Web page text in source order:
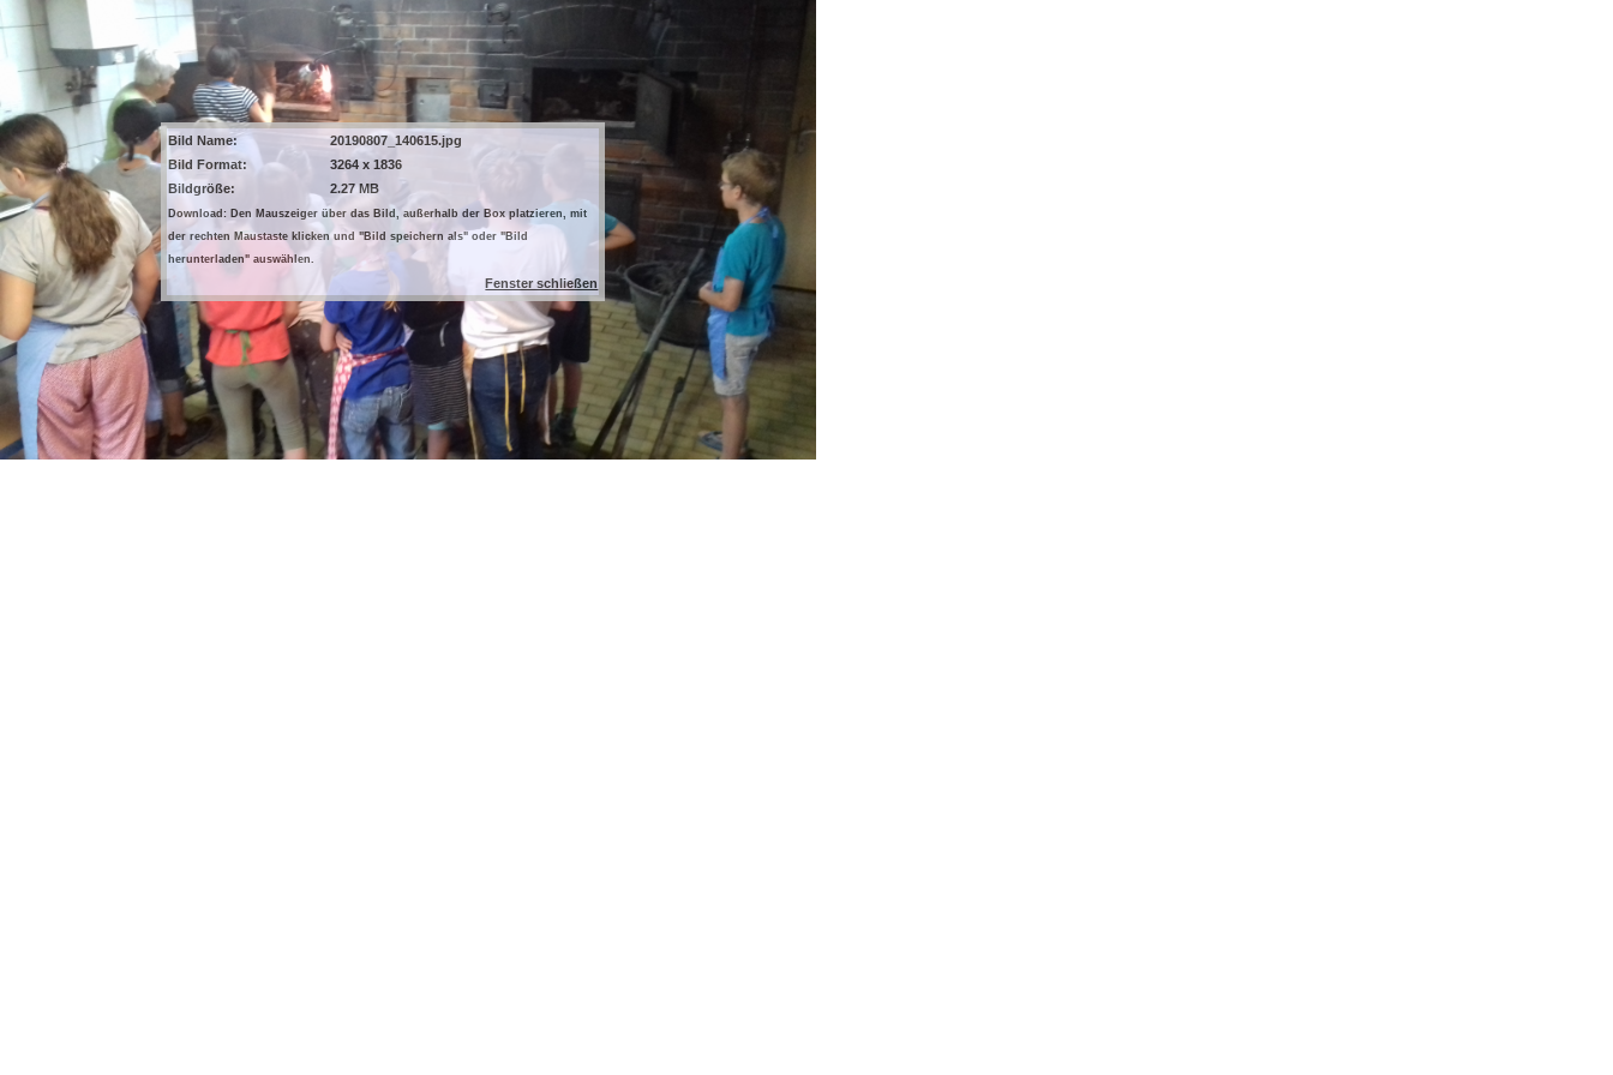
Bild Name:
20190807_140615.jpg
Bild Format:
3264 x 1836
Bildgröße:
2.27 MB
Download: Den Mauszeiger über das Bild, außerhalb der Box platzieren, mit
der rechten Maustaste klicken und "Bild speichern als" oder "Bild
herunterladen" auswählen.
Fenster schließen